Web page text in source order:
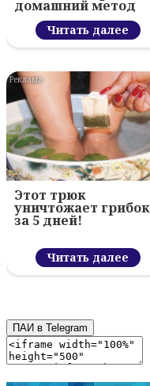
домашний метод
Читать далее
Этот трюк
уничтожает грибок
за 5 дней!
Читать далее
ПАИ в Telegram